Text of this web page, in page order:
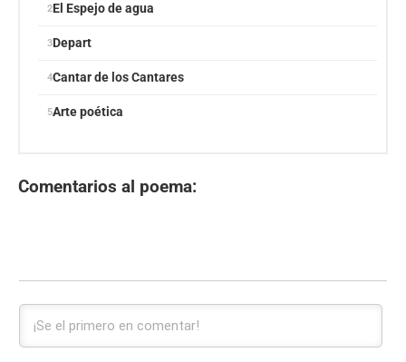
El Espejo de agua
Depart
Cantar de los Cantares
Arte poética
Comentarios al poema: